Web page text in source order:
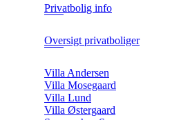
Privatbolig info
Oversigt privatboliger
Villa Andersen
Villa Mosegaard
Villa Lund
Villa Østergaard